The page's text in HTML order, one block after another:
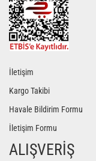
İletişim
Kargo Takibi
Havale Bildirim Formu
İletişim Formu
ALIŞVERİŞ